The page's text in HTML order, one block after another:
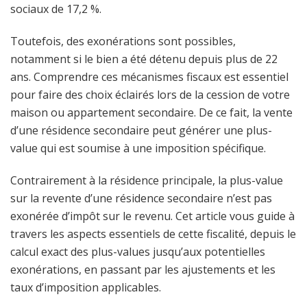
sociaux de 17,2 %.
Toutefois, des exonérations sont possibles,
notamment si le bien a été détenu depuis plus de 22
ans. Comprendre ces mécanismes fiscaux est essentiel
pour faire des choix éclairés lors de la cession de votre
maison ou appartement secondaire. De ce fait, la vente
d’une résidence secondaire peut générer une plus-
value qui est soumise à une imposition spécifique.
Contrairement à la résidence principale, la plus-value
sur la revente d’une résidence secondaire n’est pas
exonérée d’impôt sur le revenu. Cet article vous guide à
travers les aspects essentiels de cette fiscalité, depuis le
calcul exact des plus-values jusqu’aux potentielles
exonérations, en passant par les ajustements et les
taux d’imposition applicables.